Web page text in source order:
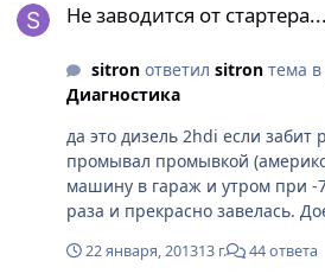
zwerewnail@gmail.com
Не заводится от
sitronответил sitronтема в
Диагностика
да это дизель 2hdi если забит регулятор, то я вчера
промывал промывкой
машину в гараж и утром при -
раза и прекрасно завелась.
накальные не включались и что таже песня-НЕ
22 января, 201313 г. 44 ответа